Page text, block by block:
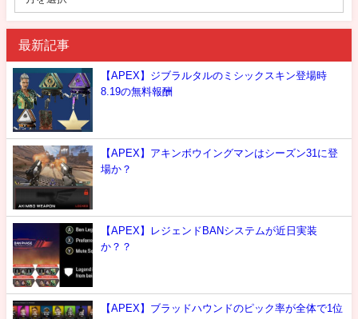
最新記事
【APEX】ジブラルタルのミシックスキン登場時
8.19の無料報酬
【APEX】アキンボウイングマンはシーズン31に登
場か？
【APEX】レジェンドBANシステムが近日実装
か？？
【APEX】ブラッドハウンドのピック率が全体で1位